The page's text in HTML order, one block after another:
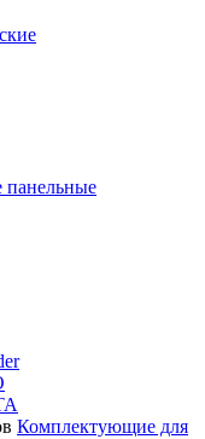
панельные
Комплектующие для